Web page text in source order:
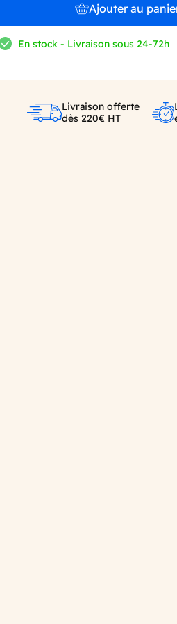
Ajouter au
En stock - Livraison sous 24-72h
Livraison offerte
dès 220€ HT